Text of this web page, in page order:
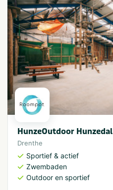
HunzeOutdoor Hunzedal
Drenthe
Sportief & actief
Zwembaden
Outdoor en sportief